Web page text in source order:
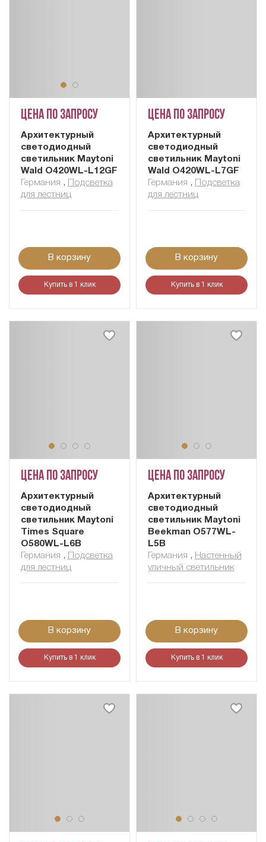
Цена по запросу
Архитектурный
светодиодный
светильник Maytoni
Wald O420WL-L12GF
Германия ,
Подсветка
для лестниц
В корзину
Купить в 1 клик
Цена по запросу
Архитектурный
светодиодный
светильник Maytoni
Wald O420WL-L7GF
Германия ,
Подсветка
для лестниц
В корзину
Купить в 1 клик
Цена по запросу
Архитектурный
светодиодный
светильник Maytoni
Times Square
O580WL-L6B
Германия ,
Подсветка
для лестниц
В корзину
Купить в 1 клик
Цена по запросу
Архитектурный
светодиодный
светильник Maytoni
Beekman O577WL-
L5B
Германия , Настенный
уличный светильник
В корзину
Купить в 1 клик